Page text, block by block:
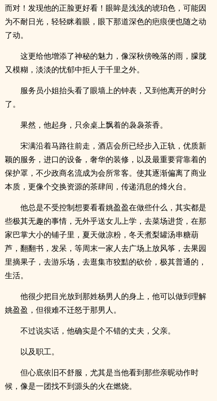
而对！发现他的正脸更好看！眼眸是浅浅的琥珀色，可能因
为不耐日光，轻轻眯着眼，眼下那道深色的疤痕便也随之动
了动。
这更给他增添了神秘的魅力，像深秋傍晚落的雨，朦胧
又模糊，淡淡的忧郁中拒人于千里之外。
服务员小姐抬头看了眼墙上的钟表，又到他离开的时分
了。
果然，他起身，只余桌上飘着的袅袅茶香。
宋满沿着马路往前走，酒店会所已经步入正轨，优质新
颖的服务，进口的设备，奢华的装修，以及最重要背靠着的
保护罩，不少政商名流成为会所常客。使其逐渐偏离了商业
本质，更像个交换资源的茶肆间，传递消息的烽火台。
他总是不受控制想要看看姚盈盈在做些什么，其实都是
些极其无趣的事情，无外乎送女儿上学，去菜场进货，在那
家巴掌大小的铺子里，夏天做凉粉，冬天煮梨罐汤串糖葫
芦，翻翻书，发呆，等周末一家人去广场上放风筝，去果园
里摘果子，去游乐场，去逛集市狡黠的砍价，极其普通的，
生活。
他很少把目光放到那姓杨男人的身上，他可以做到理解
姚盈盈，但很难不迁怒于那男人。
不过说实话，他确实是个不错的丈夫，父亲。
以及职工。
但心底依旧不舒服，尤其是当他看到那些亲昵动作时
候，像是一团找不到源头的火在燃烧。